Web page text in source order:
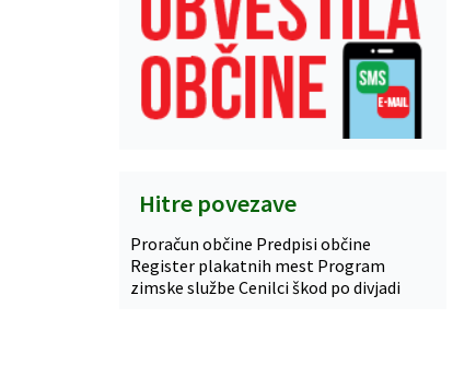
Hitre povezave
Proračun občine Predpisi občine
Register plakatnih mest Program
zimske službe Cenilci škod po divjadi